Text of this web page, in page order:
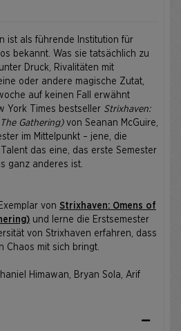
ist als führende Institution für
bekannt. Was sie tatsächlich zu
Druck, Rivalitäten mit
oder andere magische Zutat,
auf keinen Fall erwähnt
York Times bestseller Strixhaven:
Gathering)von Seanan McGuire,
im Mittelpunkt – jene, die
das eine, das erste Semester
ganz anderes ist.
von Strixhaven: Omens of
und lerne die Erstsemester
von Strixhaven erfahren, dass
Chaos mit sich bringt.
Himawan, Bryan Sola, Arif